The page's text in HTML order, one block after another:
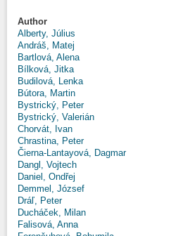
Author
Alberty, Július
Andráš, Matej
Bartlová, Alena
Bílková, Jitka
Budilová, Lenka
Bútora, Martin
Bystrický, Peter
Bystrický, Valerián
Chorvát, Ivan
Chrastina, Peter
Čierna-Lantayová, Dagmar
Dangl, Vojtech
Daniel, Ondřej
Demmel, József
Dráľ, Peter
Ducháček, Milan
Falisová, Anna